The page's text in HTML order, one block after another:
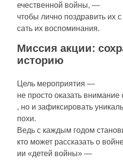
Б
Ы
П
О
М
Н
ечественной войны, —
чтобы лично поздравить их с
сать их воспоминания.
Миссия акции:
историю
Цель мероприятия —
не просто оказать внимание
, но и зафиксировать
похи.
Ведь с каждым годом
кто может рассказать о
ии «детей войны» —